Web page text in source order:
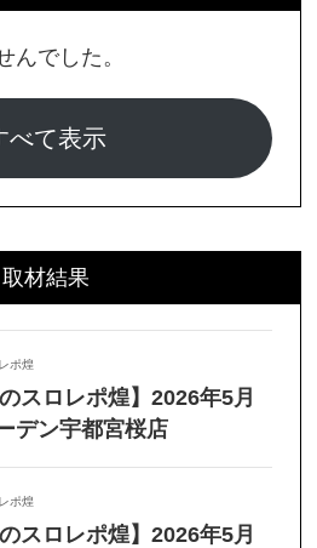
んでした。
べて表示
取材結果
ポ煌
スロレポ煌】2026年5月
デン宇都宮桜店
ポ煌
スロレポ煌】2026年5月